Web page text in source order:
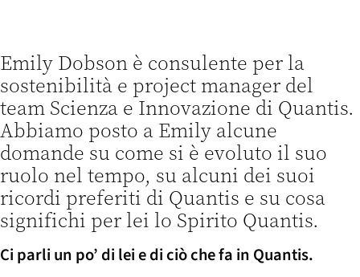
eEmily Dobson è consulente per la
sostenibilità e project manager del
team Scienza e Innovazione di Quantis.
Abbiamo posto a Emily alcune
domande su come si è evoluto il suo
ruolo nel tempo, su alcuni dei suoi
ricordi preferiti di Quantis e su cosa
significhi per lei lo Spirito Quantis.
Ci parli un po’ di lei e di ciò che fa in Quantis.